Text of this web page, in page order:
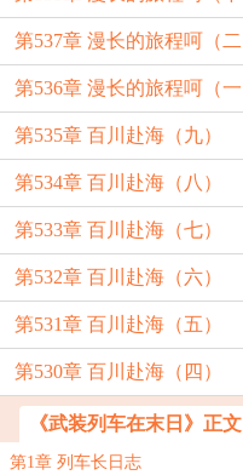
第537章 漫长的旅程呵（二
第536章 漫长的旅程呵（一
第535章 百川赴海（九）
第534章 百川赴海（八）
第533章 百川赴海（七）
第532章 百川赴海（六）
第531章 百川赴海（五）
第530章 百川赴海（四）
《武装列车在末日》正
第1章 列车长日志